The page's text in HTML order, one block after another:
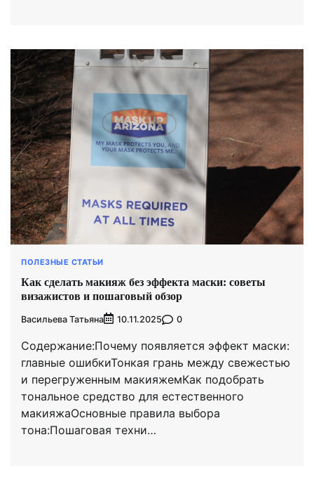
ПОЛЕЗНЫЕ СТАТЬИ
Как сделать макияж без эффекта маски: советы
визажистов и пошаговый обзор
Васильева Татьяна 10.11.2025 0
Содержание:Почему появляется эффект маски:
главные ошибкиТонкая грань между свежестью
и перегруженным макияжемКак подобрать
тональное средство для естественного
макияжаОсновные правила выбора
тона:Пошаговая техни…